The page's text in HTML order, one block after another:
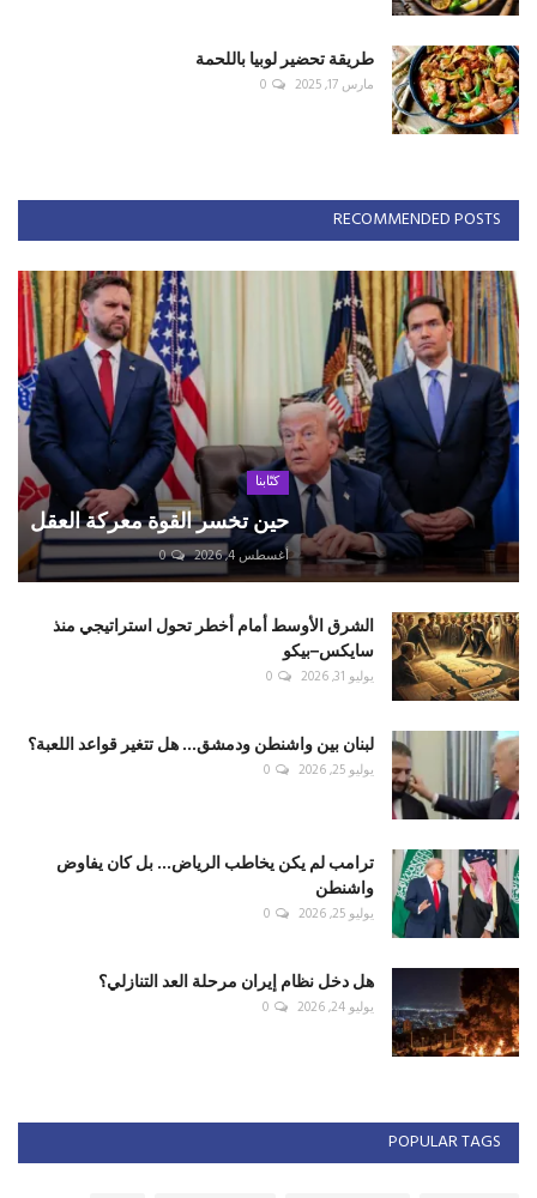
طريقة تحضير لوبيا باللحمة
مارس 17, 2025 0
RECOMMENDED POSTS
كتّابنا
حين تخسر القوة معركة العقل
أغسطس 4, 2026 0
الشرق الأوسط أمام أخطر تحول استراتيجي منذ
سايكس–بيكو
يوليو 31, 2026 0
لبنان بين واشنطن ودمشق... هل تتغير قواعد اللعبة؟
يوليو 25, 2026 0
ترامب لم يكن يخاطب الرياض... بل كان يفاوض
واشنطن
يوليو 25, 2026 0
هل دخل نظام إيران مرحلة العد التنازلي؟
يوليو 24, 2026 0
POPULAR TAGS